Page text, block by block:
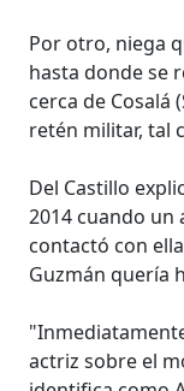
Por otro, niega
hasta donde se
cerca de Cosalá
retén militar, tal
Del Castillo
2014 cuando
contactó con
Guzmán quería
actriz sobre el